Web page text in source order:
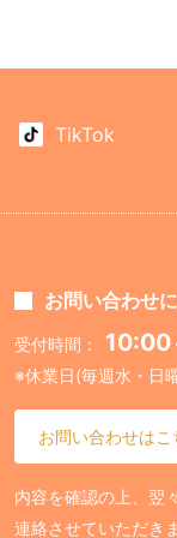
TikTok
お問い合わせ
受付時間： 10:00
※休業日(毎週水・日
お問い合わせはこ
内容を確認の上、翌
連絡させていただき